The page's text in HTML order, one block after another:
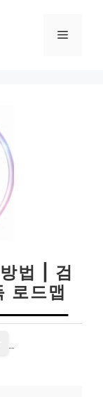
메
법 | 검
로드맵